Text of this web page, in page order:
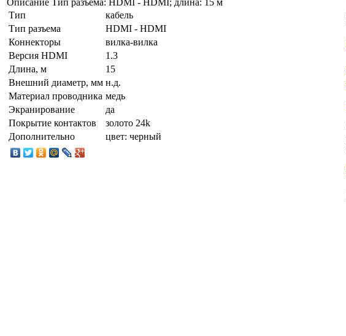
Тип
кабель
Тип разъема
HDMI - HDMI
Коннекторы
вилка-вилка
Версия HDMI
1.3
Длина, м
15
Внешний диаметр, мм н.д.
Материал проводника медь
Экранирование
да
Покрытие контактов
золото 24k
Дополнительно
цвет: черный